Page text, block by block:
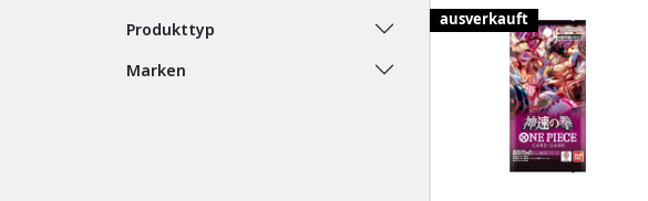
Produkttyp
Marken
ausverkauft